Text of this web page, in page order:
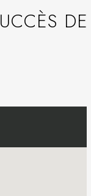
DE